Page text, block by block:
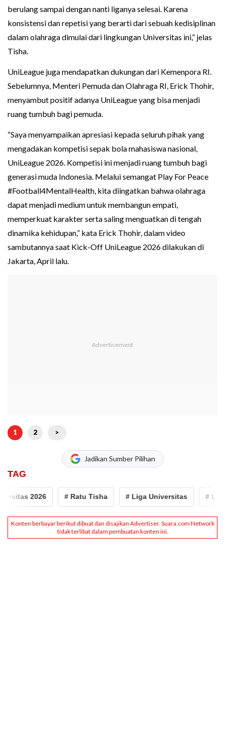
berulang sampai dengan nanti liganya selesai. Karena
konsistensi dan repetisi yang berarti dari sebuah kedisiplinan
dalam olahraga dimulai dari lingkungan Universitas ini,” jelas
Tisha.
UniLeague juga mendapatkan dukungan dari Kemenpora RI.
Sebelumnya, Menteri Pemuda dan Olahraga RI, Erick Thohir,
menyambut positif adanya UniLeague yang bisa menjadi
ruang tumbuh bagi pemuda.
“Saya menyampaikan apresiasi kepada seluruh pihak yang
mengadakan kompetisi sepak bola mahasiswa nasional,
UniLeague 2026. Kompetisi ini menjadi ruang tumbuh bagi
generasi muda Indonesia. Melalui semangat Play For Peace
#Football4MentalHealth, kita diingatkan bahwa olahraga
dapat menjadi medium untuk membangun empati,
memperkuat karakter serta saling menguatkan di tengah
dinamika kehidupan,” kata Erick Thohir, dalam video
sambutannya saat Kick-Off UniLeague 2026 dilakukan di
Jakarta, April lalu.
1 2 >
Jadikan Sumber Pilihan
TAG
2026 # Ratu Tisha # Liga Universitas # Liga